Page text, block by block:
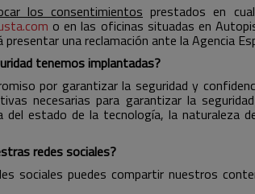
los consentimientos prestados en
o en las oficinas situadas en
presentar una reclamación ante la Agencia
tenemos implantadas?
por garantizar la seguridad y
necesarias para garantizar la
del estado de la tecnología, la naturaleza
redes sociales?
sociales puedes compartir nuestros